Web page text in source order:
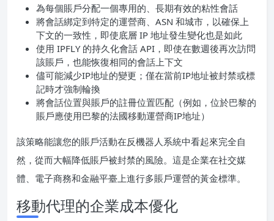
為每個賬戶分配一個專用的、長期有效的粘性會話
將會話綁定到特定的運營商、ASN 和城市，以確保上
下文的一致性，即使底層 IP 地址發生變化也是如此
使用 IPFLY 的持久化會話 API，即使在數週後再次訪問
該賬戶，也能恢復相同的會話上下文
儘可能減少IP地址的變更；僅在當前IP地址被封禁或標
記時才強制輪換
將會話位置與賬戶的註冊位置匹配（例如，位於巴黎的
賬戶應使用巴黎的法國移動運營商IP地址）
該策略能讓您的賬戶活動在反機器人系統中看起來完全自
然，從而大幅降低賬戶被封禁的風險。這是企業在社交媒
體、電子商務和金融平臺上進行多賬戶運營的黃金標準。
移動代理的企業成本優化